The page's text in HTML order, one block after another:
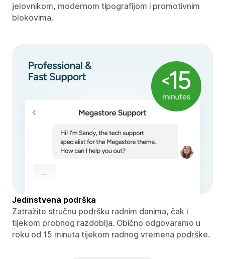
jelovnikom, modernom tipografijom i promotivnim
blokovima.
Jedinstvena podrška
Zatražite stručnu podršku radnim danima, čak i
tijekom probnog razdoblja. Obično odgovaramo u
roku od 15 minuta tijekom radnog vremena podrške.